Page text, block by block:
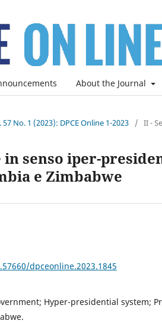
About the Journal
57 No. 1 (2023): DPCE Online 1-2023 / II -
in senso iper-
e Zimbabwe
dpceonline.2023.1845
Hyper-presidential system;